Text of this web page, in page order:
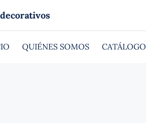
QUIÉNES SOMOS CATÁLOGO